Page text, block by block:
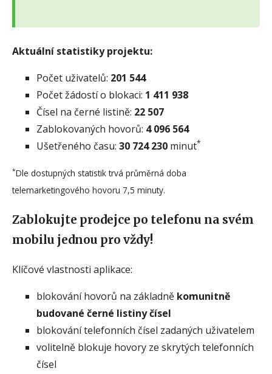
Aktuální statistiky projektu:
Počet uživatelů: 201 544
Počet žádostí o blokaci: 1 411 938
Čísel na černé listině: 22 507
Zablokovaných hovorů: 4 096 564
Ušetřeného času: 30 724 230 minut*
*Dle dostupných statistik trvá průměrná doba
telemarketingového hovoru 7,5 minuty.
Zablokujte prodejce po telefonu na svém
mobilu jednou pro vždy!
Klíčové vlastnosti aplikace:
blokování hovorů na základně komunitně
budované černé listiny čísel
blokování telefonních čísel zadaných uživatelem
volitelně blokuje hovory ze skrytých telefonních
čísel